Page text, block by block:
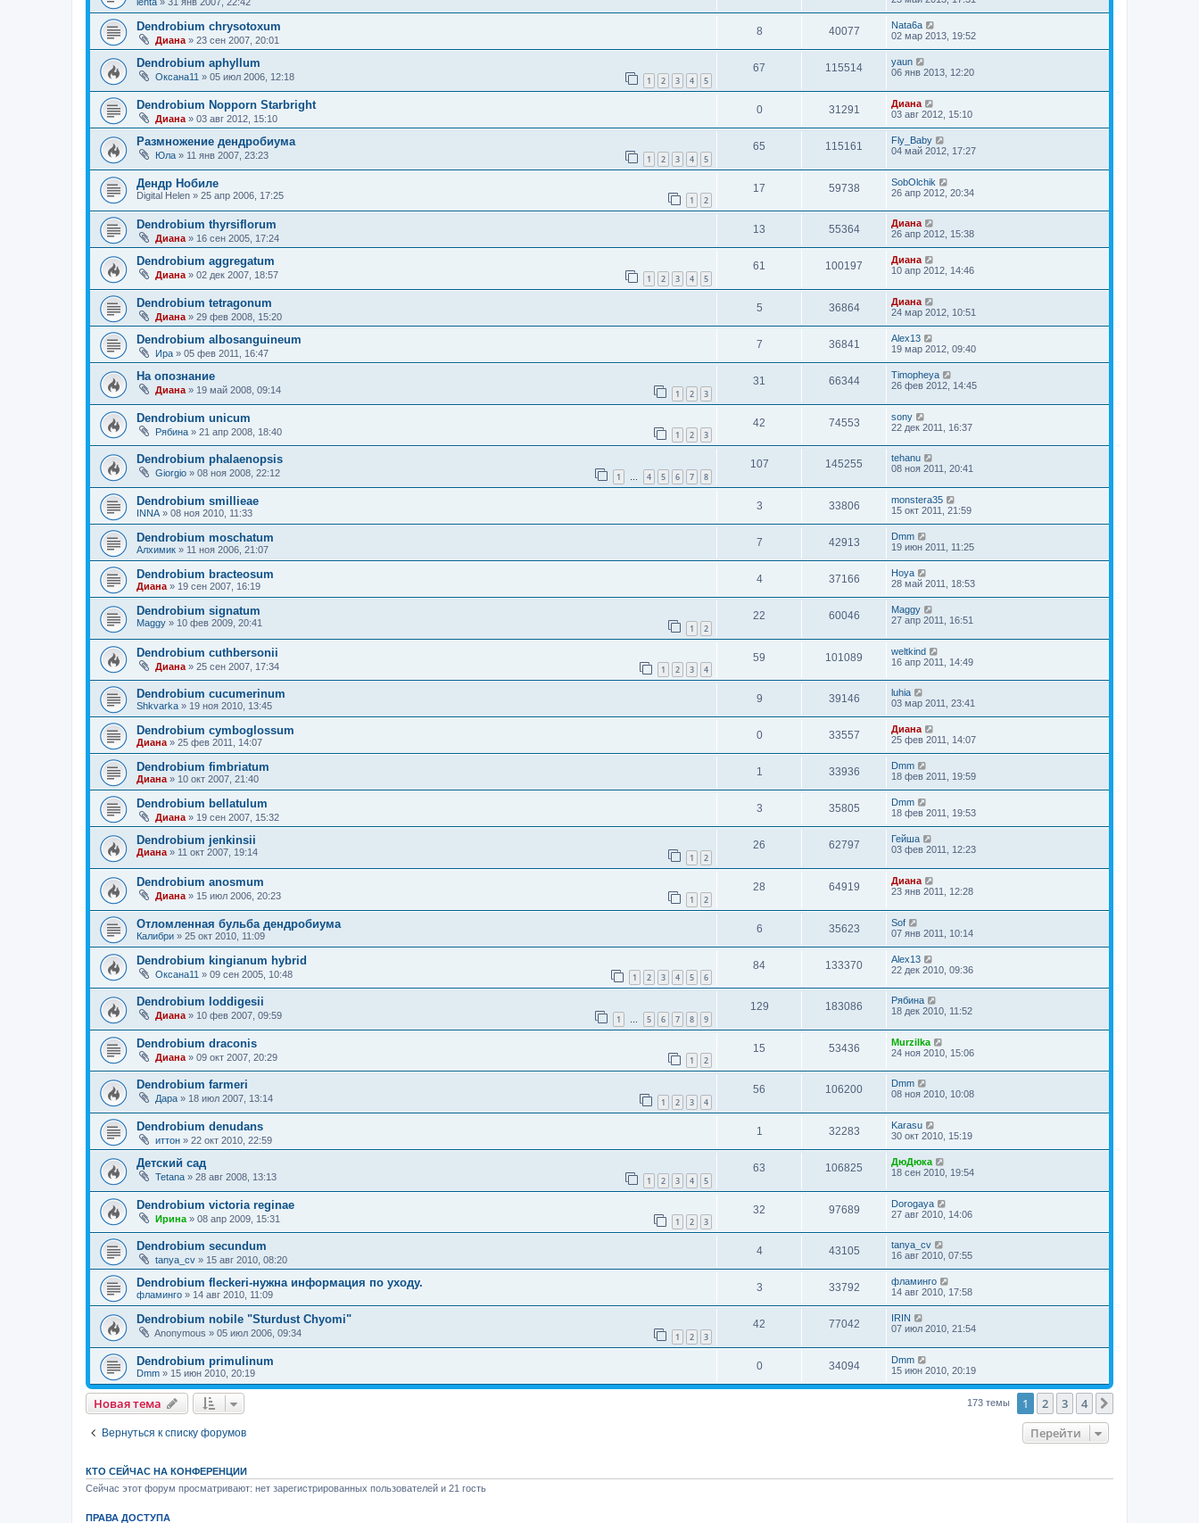
lenta » 31 янв 2007, 22:42
Dendrobium chrysotoxum
Диана» 23 сен 2007, 20:01
8 40077
Nata6a
02 мар 2013, 19:52
Dendrobium aphyllum
Оксана11 » 05 июл 2006, 12:18 1 2 3 4 5
67 115514
yaun
06 янв 2013, 12:20
Dendrobium Nopporn Starbright
Диана » 03 авг 2012, 15:10
0 31291
Диана
03 авг 2012, 15:10
Размножение дендробиума
Юла » 11 янв 2007, 23:23 1 2 3 4 5
65 115161
Fly_Baby
04 май 2012, 17:27
Дендр Нобиле
Digital Helen » 25 апр 2006, 17:25 1 2
17 59738
SobOlchik
26 апр 2012, 20:34
Dendrobium thyrsiflorum
Диана» 16 сен 2005, 17:24
13 55364
Диана
26 апр 2012, 15:38
Dendrobium aggregatum
Диана» 02 дек 2007, 18:57 1 2 3 4 5
61 100197
Диана
10 апр 2012, 14:46
Dendrobium tetragonum
Диана » 29 фев 2008, 15:20
5 36864
Диана
24 мар 2012, 10:51
Dendrobium albosanguineum
Ира » 05 фев 2011, 16:47
7 36841
Alex13
19 мар 2012, 09:40
На опознание
Диана » 19 май 2008, 09:14 1 2 3
31 66344
Timopheya
26 фев 2012, 14:45
Dendrobium unicum
Рябина » 21 апр 2008, 18:40 1 2 3
42 74553
sony
22 дек 2011, 16:37
Dendrobium phalaenopsis
Giorgio » 08 ноя 2008, 22:12 1 … 4 5 6 7 8
107 145255
tehanu
08 ноя 2011, 20:41
Dendrobium smillieae
INNA » 08 ноя 2010, 11:33
3 33806
monstera35
15 окт 2011, 21:59
Dendrobium moschatum
Алхимик » 11 ноя 2006, 21:07
7 42913
Dmm
19 июн 2011, 11:25
Dendrobium bracteosum
Диана » 19 сен 2007, 16:19
4 37166
Hoya
28 май 2011, 18:53
Dendrobium signatum
Maggy » 10 фев 2009, 20:41 1 2
22 60046
Maggy
27 апр 2011, 16:51
Dendrobium cuthbersonii
Диана » 25 сен 2007, 17:34 1 2 3 4
59 101089
weltkind
16 апр 2011, 14:49
Dendrobium cucumerinum
Shkvarka » 19 ноя 2010, 13:45
9 39146
luhia
03 мар 2011, 23:41
Dendrobium cymboglossum
Диана » 25 фев 2011, 14:07
0 33557
Диана
25 фев 2011, 14:07
Dendrobium fimbriatum
Диана » 10 окт 2007, 21:40
1 33936
Dmm
18 фев 2011, 19:59
Dendrobium bellatulum
Диана » 19 сен 2007, 15:32
3 35805
Dmm
18 фев 2011, 19:53
Dendrobium jenkinsii
Диана » 11 окт 2007, 19:14 1 2
26 62797
Гейша
03 фев 2011, 12:23
Dendrobium anosmum
Диана » 15 июл 2006, 20:23 1 2
28 64919
Диана
23 янв 2011, 12:28
Отломленная бульба дендробиума
Калибри » 25 окт 2010, 11:09
6 35623
Sof
07 янв 2011, 10:14
Dendrobium kingianum hybrid
Оксана11 » 09 сен 2005, 10:48 1 2 3 4 5 6
84 133370
Alex13
22 дек 2010, 09:36
Dendrobium loddigesii
Диана » 10 фев 2007, 09:59 1 … 5 6 7 8 9
129 183086
Рябина
18 дек 2010, 11:52
Dendrobium draconis
Диана » 09 окт 2007, 20:29 1 2
15 53436
Murzilka
24 ноя 2010, 15:06
Dendrobium farmeri
Дара » 18 июл 2007, 13:14 1 2 3 4
56 106200
Dmm
08 ноя 2010, 10:08
Dendrobium denudans
иттон » 22 окт 2010, 22:59
1 32283
Karasu
30 окт 2010, 15:19
Детский сад
Tetana » 28 авг 2008, 13:13 1 2 3 4 5
63 106825
ДюДюка
18 сен 2010, 19:54
Dendrobium victoria reginae
Ирина » 08 апр 2009, 15:31 1 2 3
32 97689
Dorogaya
27 авг 2010, 14:06
Dendrobium secundum
tanya_cv » 15 авг 2010, 08:20
4 43105
tanya_cv
16 авг 2010, 07:55
Dendrobium fleckeri-нужна информация по уходу.
фламинго » 14 авг 2010, 11:09
3 33792
фламинго
14 авг 2010, 17:58
Dendrobium nobile "Sturdust Chyomi"
Anonymous » 05 июл 2006, 09:34 1 2 3
42 77042
IRIN
07 июл 2010, 21:54
Dendrobium primulinum
Dmm » 15 июн 2010, 20:19
0 34094
Dmm
15 июн 2010, 20:19
Новая тема 173 темы 1 2 3 4
Вернуться к списку форумов Перейти
КТО СЕЙЧАС НА КОНФЕРЕНЦИИ
Сейчас этот форум просматривают: нет зарегистрированных пользователей и 21 гость
ПРАВА ДОСТУПА